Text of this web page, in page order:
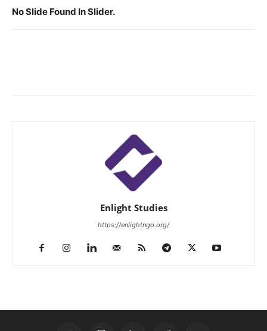
No Slide Found In Slider.
Enlight Studies
https://enlightngo.org/